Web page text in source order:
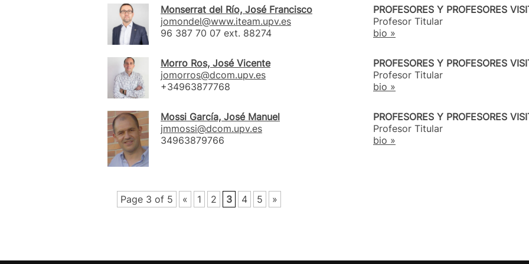
Monserrat del Río, José Francisco
jomondel@www.iteam.upv.es
96 387 70 07 ext. 88274
PROFESORES Y PROFESORES
Profesor Titular
bio »
Morro Ros, José Vicente
jomorros@dcom.upv.es
+34963877768
PROFESORES Y PROFESORES
Profesor Titular
bio »
Mossi García, José Manuel
jmmossi@dcom.upv.es
34963879766
PROFESORES Y PROFESORES
Profesor Titular
bio »
Page 3 of 5 « 1 2 3 4 5 »